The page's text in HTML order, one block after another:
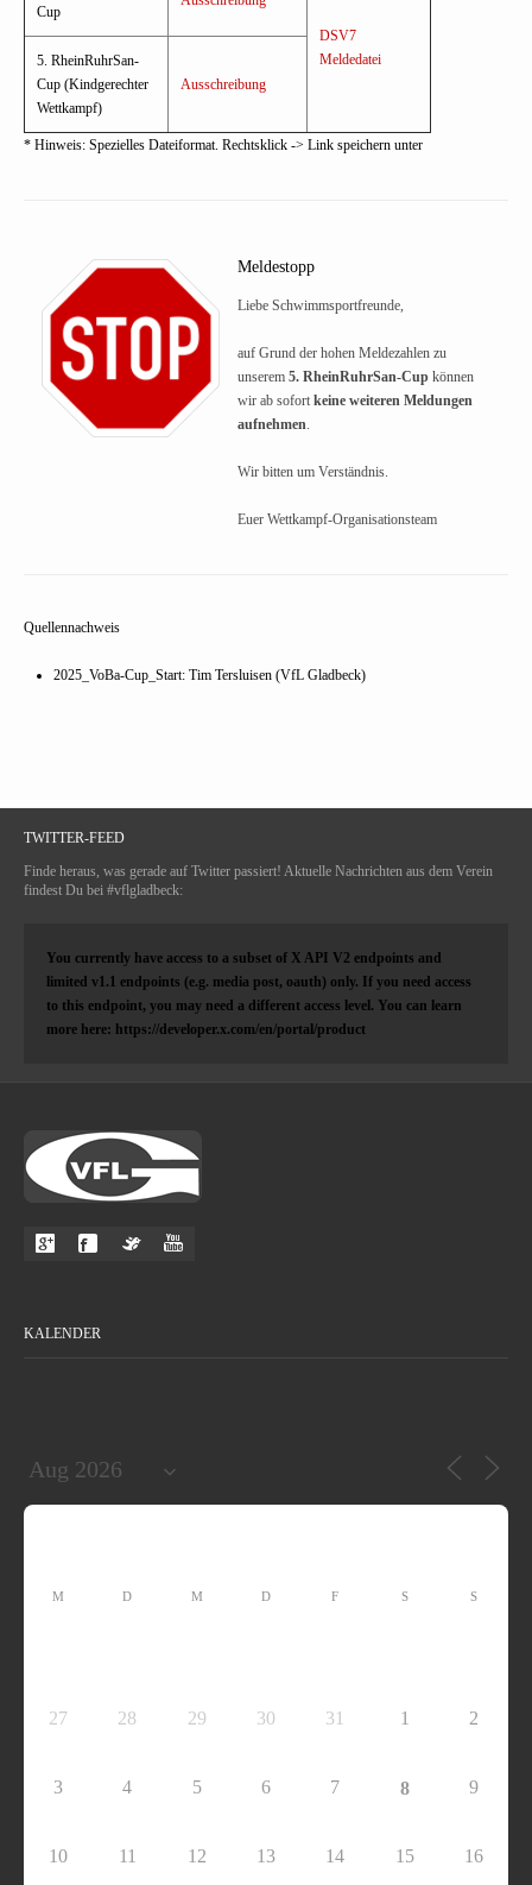
Cup
DSV7
Meldedatei
5. RheinRuhrSan-
Cup (Kindgerechter
Wettkampf)
Ausschreibung
* Hinweis: Spezielles Dateiformat. Rechtsklick -> Link speichern unter
Meldestopp
Liebe Schwimmsportfreunde,
auf Grund der hohen Meldezahlen zu
unserem 5. RheinRuhrSan-Cup können
wir ab sofort keine weiteren Meldungen
aufnehmen
Wir bitten um Verständnis.
Euer Wettkampf-Organisationsteam
Quellennachweis
2025_VoBa-Cup_Start: Tim Tersluisen (VfL Gladbeck)
TWITTER-FEED
Finde heraus, was gerade auf Twitter passiert! Aktuelle Nachrichten aus dem Verein
findest Du bei #vflgladbeck:
You currently have access to a subset of X API V2 endpoints and
limited v1.1 endpoints (e.g. media post, oauth) only. If you need access
to this endpoint, you may need a different access level. You can learn
more here: https://developer.x.com/en/portal/product
KALENDER
M D M D F S S
27 28 29 30 31 1 2
3 4 5 6 7 8 9
10 11 12 13 14 15 16